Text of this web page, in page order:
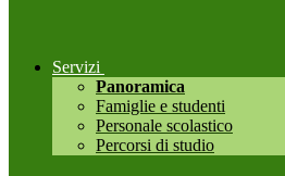
Servizi
Panoramica
Famiglie e studenti
Personale scolastico
Percorsi di studio